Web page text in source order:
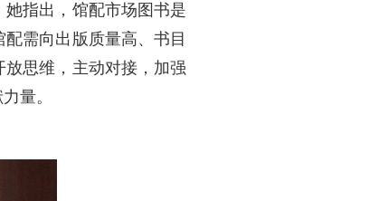
指出，馆配市场图书是
需向出版质量高、书目
思维，主动对接，加强
量。